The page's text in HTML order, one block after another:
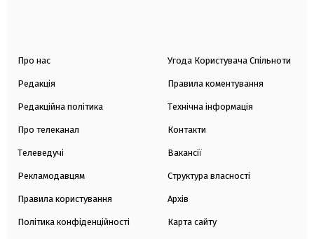
Про нас
Редакція
Редакційна політика
Про телеканал
Телеведучі
Рекламодавцям
Правила користування
Політика конфіденційності
Угода Користувача Спільноти
Правила коментування
Технічна інформація
Контакти
Вакансії
Структура власності
Архів
Карта сайту